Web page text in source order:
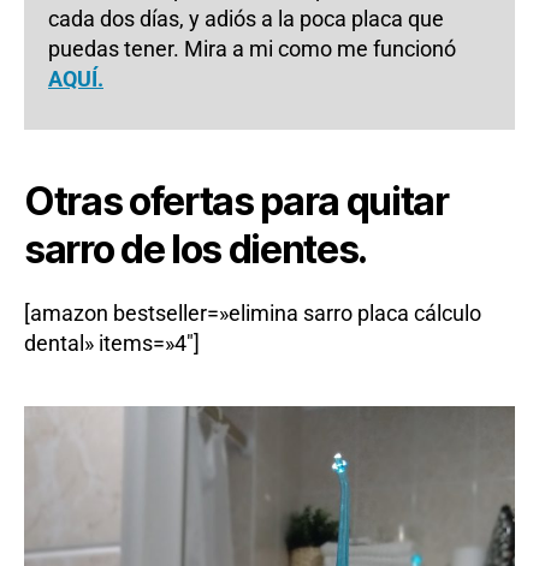
cada dos días, y adiós a la poca placa que
puedas tener. Mira a mi como me funcionó
AQUÍ.
Otras ofertas para quitar
sarro de los dientes.
[amazon bestseller=»elimina sarro placa cálculo
dental» items=»4″]